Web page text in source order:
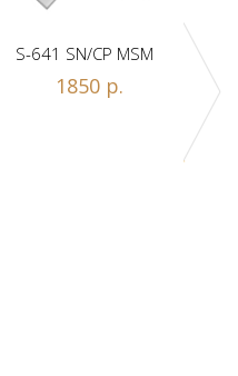
S-641 SN/CP MSM
1850 р.